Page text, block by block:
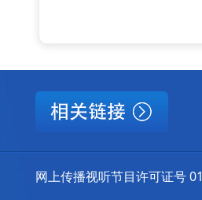
网上传播视听节目许可证号